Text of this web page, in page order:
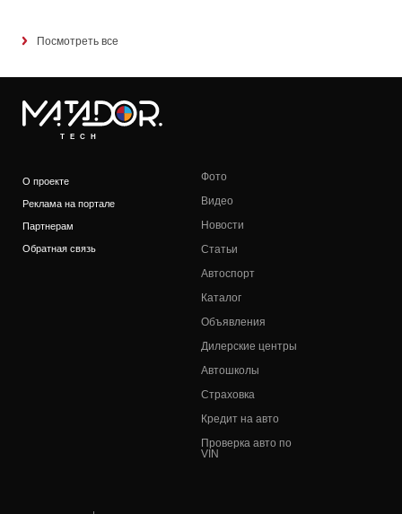
Посмотреть все
TECH
О проекте
Реклама на портале
Партнерам
Обратная связь
Фото
Видео
Новости
Статьи
Автоспорт
Каталог
Объявления
Дилерские центры
Автошколы
Страховка
Кредит на авто
Проверка авто по
VIN